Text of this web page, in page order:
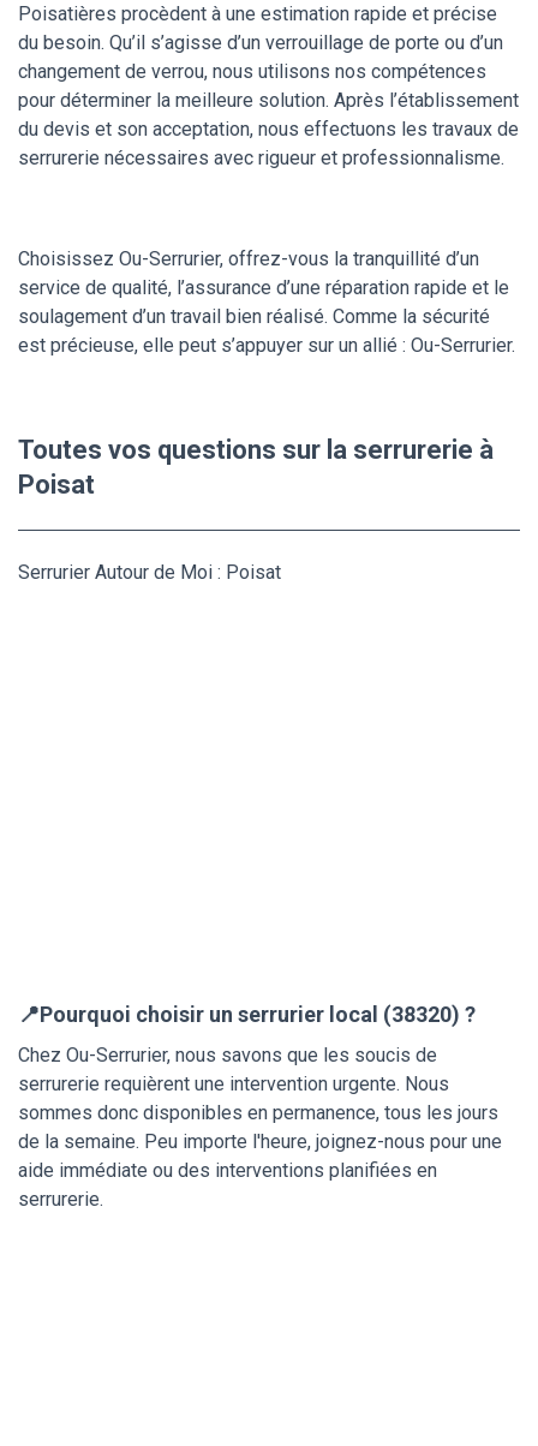
Poisatières procèdent à une estimation rapide et précise
du besoin. Qu’il s’agisse d’un verrouillage de porte ou d’un
changement de verrou, nous utilisons nos compétences
pour déterminer la meilleure solution. Après l’établissement
du devis et son acceptation, nous effectuons les travaux de
serrurerie nécessaires avec rigueur et professionnalisme.
Choisissez Ou-Serrurier, offrez-vous la tranquillité d’un
service de qualité, l’assurance d’une réparation rapide et le
soulagement d’un travail bien réalisé. Comme la sécurité
est précieuse, elle peut s’appuyer sur un allié : Ou-Serrurier.
Toutes vos questions sur la serrurerie à
Poisat
Serrurier Autour de Moi : Poisat
📍Pourquoi choisir un serrurier local (38320) ?
Chez Ou-Serrurier, nous savons que les soucis de
serrurerie requièrent une intervention urgente. Nous
sommes donc disponibles en permanence, tous les jours
de la semaine. Peu importe l'heure, joignez-nous pour une
aide immédiate ou des interventions planifiées en
serrurerie.